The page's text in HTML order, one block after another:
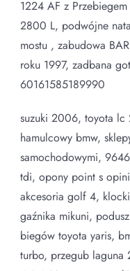
1224 AF z
2800 L, podwójne
mostu , zabudowa
roku 1997, zadbana
60161585189990
suzuki 2006, toyota lc
hamulcowy bmw,
samochodowymi,
tdi, opony point s
akcesoria golf 4,
gaźnika mikuni,
biegów toyota yaris,
turbo, przegub